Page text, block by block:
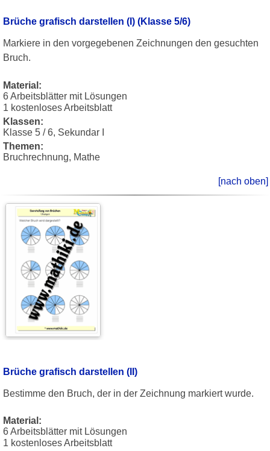
Brüche grafisch darstellen (I) (Klasse 5/6)
Markiere in den vorgegebenen Zeichnungen den gesuchten
Bruch.
Material:
6 Arbeitsblätter mit Lösungen
1 kostenloses Arbeitsblatt
Klassen:
Klasse 5 / 6, Sekundar I
Themen:
Bruchrechnung, Mathe
[nach oben]
Brüche grafisch darstellen (II)
Bestimme den Bruch, der in der Zeichnung markiert wurde.
Material:
6 Arbeitsblätter mit Lösungen
1 kostenloses Arbeitsblatt